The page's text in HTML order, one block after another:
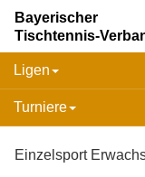
Bayerischer
Tischtennis-
Ligen
Turniere
Einzelsport